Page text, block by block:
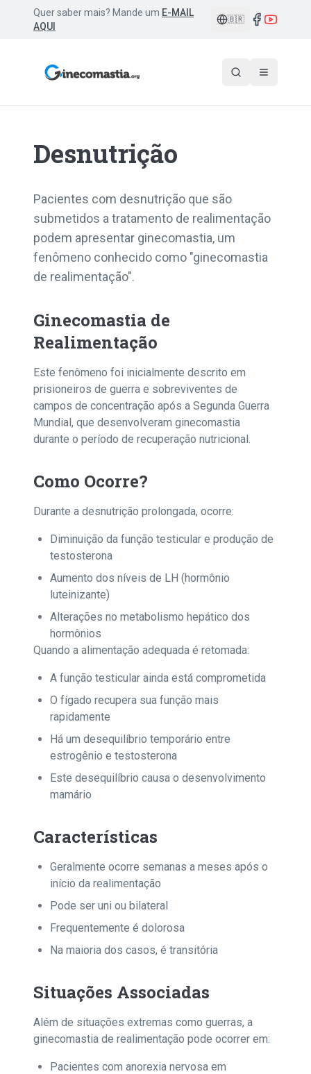
Quer saber mais? Mande um E-MAIL
AQUI
🇧🇷
Desnutrição
Pacientes com desnutrição que são
submetidos a tratamento de realimentação
podem apresentar ginecomastia, um
fenômeno conhecido como "ginecomastia
de realimentação".
Ginecomastia de
Realimentação
Este fenômeno foi inicialmente descrito em
prisioneiros de guerra e sobreviventes de
campos de concentração após a Segunda Guerra
Mundial, que desenvolveram ginecomastia
durante o período de recuperação nutricional.
Como Ocorre?
Durante a desnutrição prolongada, ocorre:
Diminuição da função testicular e produção de
testosterona
Aumento dos níveis de LH (hormônio
luteinizante)
Alterações no metabolismo hepático dos
hormônios
Quando a alimentação adequada é retomada:
A função testicular ainda está comprometida
O fígado recupera sua função mais
rapidamente
Há um desequilíbrio temporário entre
estrogênio e testosterona
Este desequilíbrio causa o desenvolvimento
mamário
Características
Geralmente ocorre semanas a meses após o
início da realimentação
Pode ser uni ou bilateral
Frequentemente é dolorosa
Na maioria dos casos, é transitória
Situações Associadas
Além de situações extremas como guerras, a
ginecomastia de realimentação pode ocorrer em:
Pacientes com anorexia nervosa em